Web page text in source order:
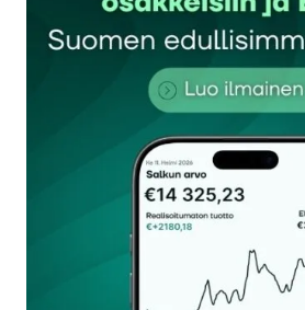
Sähköpostiosoitettasi ei
kentät on merkitty*
Kommentti*
Nimesi tai nimimerkkisi